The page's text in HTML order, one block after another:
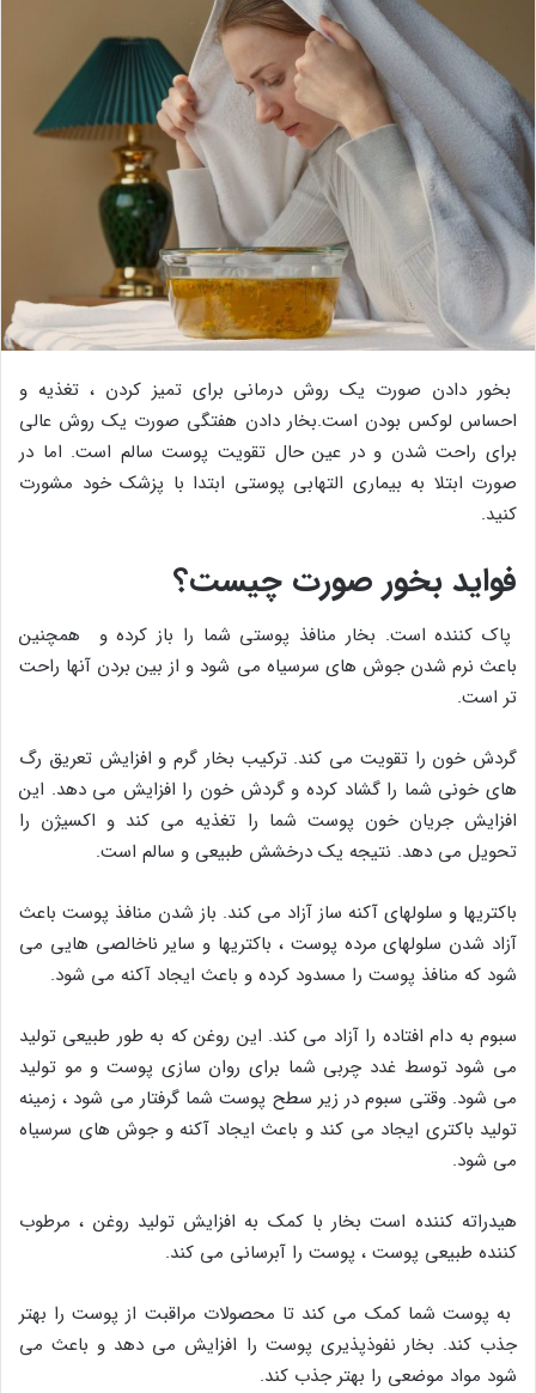
بخور دادن صورت یک روش درمانی برای تمیز کردن ، تغذیه و
احساس لوکس بودن است.بخار دادن هفتگی صورت یک روش عالی
برای راحت شدن و در عین حال تقویت پوست سالم است. اما در
صورت ابتلا به بیماری التهابی پوستی ابتدا با پزشک خود مشورت
کنید.
فواید بخور صورت چیست؟
پاک کننده است. بخار منافذ پوستی شما را باز کرده و همچنین
باعث نرم شدن جوش های سرسیاه می شود و از بین بردن آنها راحت
تر است.
گردش خون را تقویت می کند. ترکیب بخار گرم و افزایش تعریق رگ
های خونی شما را گشاد کرده و گردش خون را افزایش می دهد. این
افزایش جریان خون پوست شما را تغذیه می کند و اکسیژن را
تحویل می دهد. نتیجه یک درخشش طبیعی و سالم است.
باکتریها و سلولهای آکنه ساز آزاد می کند. باز شدن منافذ پوست باعث
آزاد شدن سلولهای مرده پوست ، باکتریها و سایر ناخالصی هایی می
شود که منافذ پوست را مسدود کرده و باعث ایجاد آکنه می شود.
سبوم به دام افتاده را آزاد می کند. این روغن که به طور طبیعی تولید
می شود توسط غدد چربی شما برای روان سازی پوست و مو تولید
می شود. وقتی سبوم در زیر سطح پوست شما گرفتار می شود ، زمینه
تولید باکتری ایجاد می کند و باعث ایجاد آکنه و جوش های سرسیاه
می شود.
هیدراته کننده است بخار با کمک به افزایش تولید روغن ، مرطوب
کننده طبیعی پوست ، پوست را آبرسانی می کند.
به پوست شما کمک می کند تا محصولات مراقبت از پوست را بهتر
جذب کند. بخار نفوذپذیری پوست را افزایش می دهد و باعث می
شود مواد موضعی را بهتر جذب کند.